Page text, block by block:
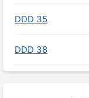
DDD 35
DDD 38